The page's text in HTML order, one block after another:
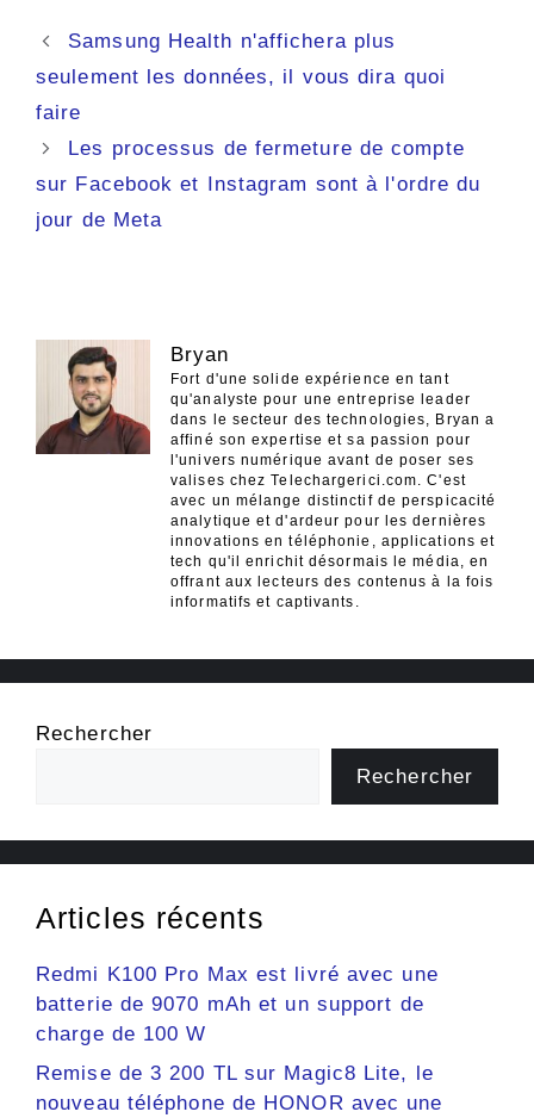
Navigation
des
Samsung Health n'affichera plus
seulement les données, il vous dira quoi
faire
Les processus de fermeture de compte
sur Facebook et Instagram sont à l'ordre du
jour de Meta
Bryan
Fort d'une solide expérience en tant
qu'analyste pour une entreprise leader
dans le secteur des technologies, Bryan a
affiné son expertise et sa passion pour
l'univers numérique avant de poser ses
valises chez Telechargerici.com. C'est
avec un mélange distinctif de perspicacité
analytique et d'ardeur pour les dernières
innovations en téléphonie, applications et
tech qu'il enrichit désormais le média, en
offrant aux lecteurs des contenus à la fois
informatifs et captivants.
Rechercher
Rechercher
Articles récents
Redmi K100 Pro Max est livré avec une
batterie de 9070 mAh et un support de
charge de 100 W
Remise de 3 200 TL sur Magic8 Lite, le
nouveau téléphone de HONOR avec une